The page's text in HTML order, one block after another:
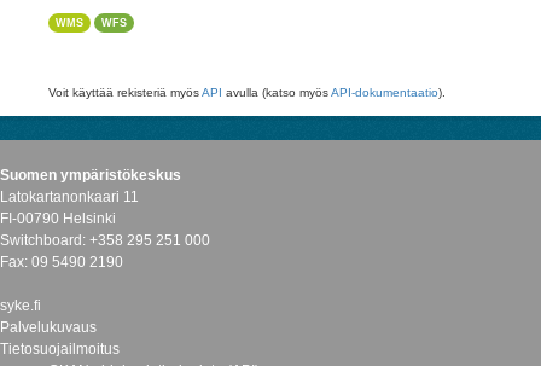
WMS WFS
Voit käyttää rekisteriä myösAPI avulla (katso myösAPI-dokumentaatio).
Suomen ympäristökeskus
Latokartanonkaari 11
FI-00790 Helsinki
Switchboard: +358 295 251 000
Fax: 09 5490 2190
syke.fi
Palvelukuvaus
Tietosuojailmoitus